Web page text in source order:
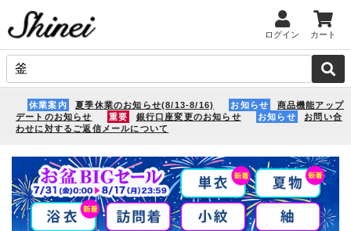
ログイン カート
休業案内 夏季休業のお知らせ(8/13-8/16) お知らせ
商品機能アップ
デートのお知らせ
重要 銀行口座変更のお知らせ お知らせ
お問い合
わせに対するご返信メールについて